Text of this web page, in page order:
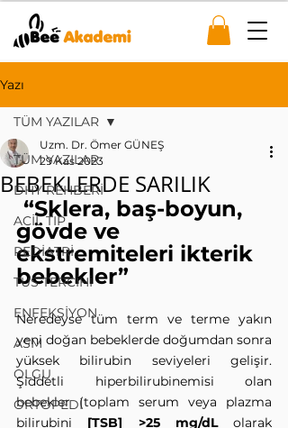
Yazı
TÜM YAZILAR
DHY REHBERİ
ACİL TIP
PEDİATRİ
TUS TERCİHİ
ENFEKSİYON
ASM
OLGU
ORTOPEDİ
TÜM YAZILAR
BEBEKLERDE SARILIK
Uzm. Dr. Ömer GÜNEŞ
29 Kas 2023
“Sklera, baş-boyun,
gövde ve
ekstremiteleri ikterik
bebekler”
Neredeyse tüm term ve terme yakın
yeni doğan bebeklerde doğumdan sonra
yüksek bilirubin seviyeleri gelişir.
Şiddetli hiperbilirubinemisi olan
bebekler (toplam serum veya plazma
bilirubini [TSB] >25 mg/dL olarak